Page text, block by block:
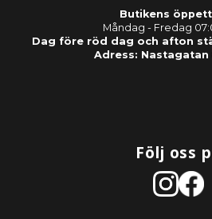
Butikens
Måndag - Fredag
Dag före röd dag och afton
Adress: Nastagatan
Följ oss